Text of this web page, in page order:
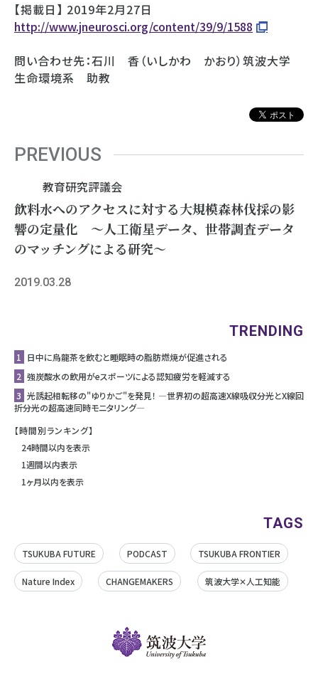
【掲載日】 2019年2月27日
http://www.jneurosci.org/content/39/9/1588
問い合わせ先：石川 香（いしかわ かおり）筑波大学
生命環境系 助教
PREVIOUS
教育研究評議会
飲料水へのアクセスに対する大規模森林伐採の影
響の定量化 ～人工衛星データ、世帯調査データ
のマッチングによる研究～
2019.03.28
TRENDING
1 日中に烏龍茶を飲むと睡眠時の脂肪燃焼が促進される
2 強炭酸水の飲用がeスポーツによる認知疲労を軽減する
3 光誘起相転移の"ゆりかご"を発見！ ―世界初の超高速X線吸収分光とX線回
折分光の超高速同時モニタリング―
【時間別ランキング】
24時間以内を表示
1週間以内表示
1ヶ月以内を表示
TAGS
TSUKUBA FUTURE PODCAST TSUKUBA FRONTIER
Nature Index CHANGEMAKERS 筑波大学✕人工知能